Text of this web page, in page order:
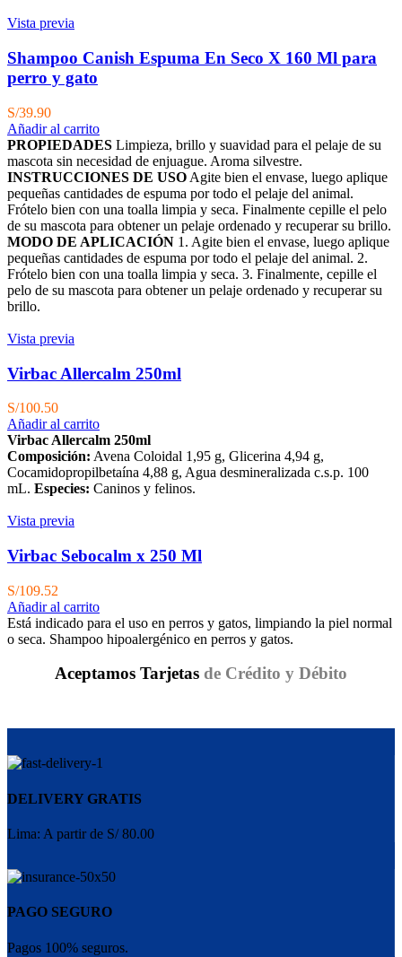
Vista previa
Shampoo Canish Espuma En Seco X 160 Ml para
perro y gato
S/39.90
Añadir al carrito
PROPIEDADES Limpieza, brillo y suavidad para el pelaje de su
mascota sin necesidad de enjuague. Aroma silvestre.
INSTRUCCIONES DE USO Agite bien el envase, luego aplique
pequeñas cantidades de espuma por todo el pelaje del animal.
Frótelo bien con una toalla limpia y seca. Finalmente cepille el pelo
de su mascota para obtener un pelaje ordenado y recuperar su brillo.
MODO DE APLICACIÓN 1. Agite bien el envase, luego aplique
pequeñas cantidades de espuma por todo el pelaje del animal. 2.
Frótelo bien con una toalla limpia y seca. 3. Finalmente, cepille el
pelo de su mascota para obtener un pelaje ordenado y recuperar su
brillo.
Vista previa
Virbac Allercalm 250ml
S/100.50
Añadir al carrito
Virbac Allercalm 250ml
Composición: Avena Coloidal 1,95 g, Glicerina 4,94 g,
Cocamidopropilbetaína 4,88 g, Agua desmineralizada c.s.p. 100
mL. Especies: Caninos y felinos.
Vista previa
Virbac Sebocalm x 250 Ml
S/109.52
Añadir al carrito
Está indicado para el uso en perros y gatos, limpiando la piel normal
o seca. Shampoo hipoalergénico en perros y gatos.
Aceptamos Tarjetas de Crédito y Débito
DELIVERY GRATIS
Lima: A partir de S/ 80.00
PAGO SEGURO
Pagos 100% seguros.